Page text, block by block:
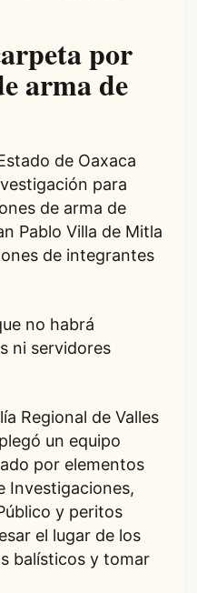
por
arma de
de Oaxaca
para
de arma de
Pablo Villa de Mitla
de integrantes
no habrá
ni servidores
Regional de Valles
un equipo
por elementos
Investigaciones,
y peritos
el lugar de los
balísticos y tomar